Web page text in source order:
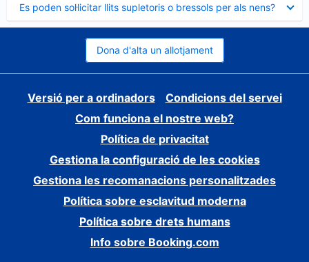
Es poden sol·licitar llits supletoris o bressols per als nens?
tancat
Dona d'alta un allotjament
Versió per a ordinadors
Condicions del servei
Com funciona el nostre web?
Política de privacitat
Gestiona la configuració de les cookies
Gestiona les recomanacions personalitzades
Política sobre esclavitud moderna
Política sobre drets humans
Info sobre Booking.com